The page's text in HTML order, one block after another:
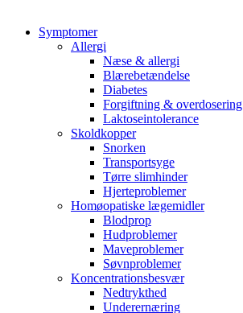
Symptomer
Allergi
Næse & allergi
Blærebetændelse
Diabetes
Forgiftning & overdosering
Laktoseintolerance
Skoldkopper
Snorken
Transportsyge
Tørre slimhinder
Hjerteproblemer
Homøopatiske lægemidler
Blodprop
Hudproblemer
Maveproblemer
Søvnproblemer
Koncentrationsbesvær
Nedtrykthed
Underernæring